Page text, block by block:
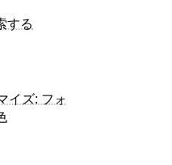
する
イズ: フォ